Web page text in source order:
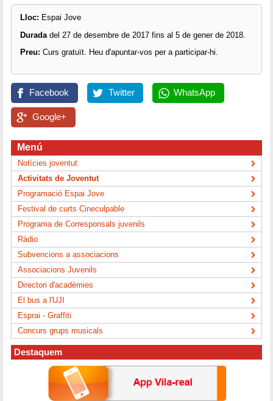
Lloc: Espai Jove
Durada del 27 de desembre de 2017 fins al 5 de gener de 2018.
Preu: Curs gratuït. Heu d'apuntar-vos per a participar-hi.
Facebook Twitter WhatsApp
Google+
Menú
Notícies joventut
Activitats de Joventut
Programació Espai Jove
Festival de curts Cineculpable
Programa de Corresponsals juvenils
Ràdio
Subvencions a associacions
Associacions Juvenils
Directori d'acadèmies
El bus a l'UJI
Esprai - Graffiti
Concurs grups musicals
Destaquem